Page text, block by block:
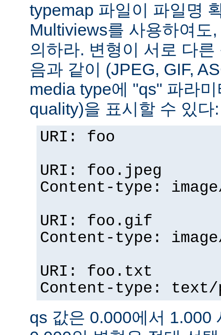
typemap 파일이 파일명
Multiviews를 사용하여도
의하라. 변형이 서로 다
음과 같이 (JPEG, GIF,
media type에 "qs" 파라
quality)을 표시할 수 있다:
URI: foo
URI: foo.jpeg
Content-type:
URI: foo.gif
Content-type:
URI: foo.txt
Content-type:
qs 값은 0.000에서 1.000